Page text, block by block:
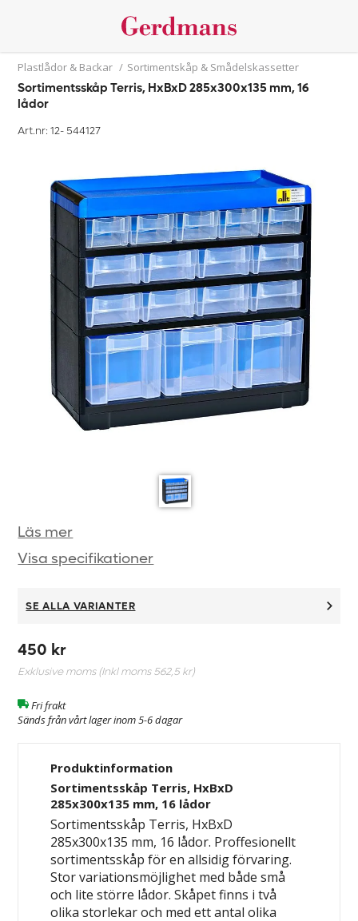
Plastlådor & Backar / Sortimentskåp & Smådelskassetter
Sortimentsskåp Terris, HxBxD 285x300x135 mm, 16
lådor
Art.nr: 12- 544127
Läs mer
Visa specifikationer
SE ALLA VARIANTER
450 kr
Exklusive moms (Inkl moms562,5 kr)
Fri frakt
Sänds från vårt lager inom 5-6 dagar
Produktinformation
Sortimentsskåp Terris, HxBxD
285x300x135 mm, 16 lådor
Sortimentsskåp Terris, HxBxD
285x300x135 mm, 16 lådor. Proffesionellt
sortimentsskåp för en allsidig förvaring.
Stor variationsmöjlighet med både små
och lite större lådor. Skåpet finns i två
olika storlekar och med ett antal olika